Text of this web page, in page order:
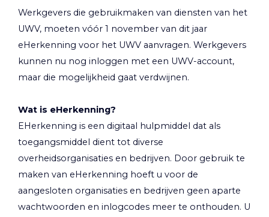
Werkgevers die gebruikmaken van diensten van het
UWV, moeten vóór 1 november van dit jaar
eHerkenning voor het UWV aanvragen. Werkgevers
kunnen nu nog inloggen met een UWV-account,
maar die mogelijkheid gaat verdwijnen.
Wat is eHerkenning?
EHerkenning is een digitaal hulpmiddel dat als
toegangsmiddel dient tot diverse
overheidsorganisaties en bedrijven. Door gebruik te
maken van eHerkenning hoeft u voor de
aangesloten organisaties en bedrijven geen aparte
wachtwoorden en inlogcodes meer te onthouden. U